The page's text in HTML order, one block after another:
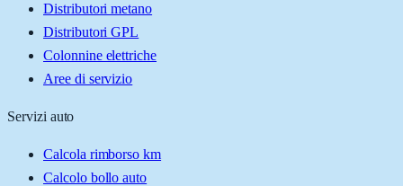
Distributori metano
Distributori GPL
Colonnine elettriche
Aree di servizio
Servizi auto
Calcola rimborso km
Calcolo bollo auto